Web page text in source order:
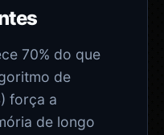
70% do que
de
força a
de longo